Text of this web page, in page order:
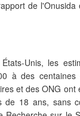
de l'Onusida
Unis, les
à des centaines
et des ONG ont
de 18 ans, sans